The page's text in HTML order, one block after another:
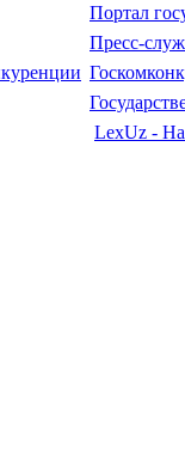
Портал
Пресс-
LexUz -